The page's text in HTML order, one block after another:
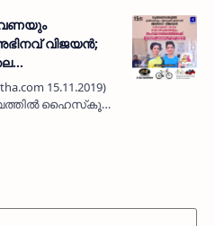
വിജയന്‍;
15.11.2019)
ഹൈസ്‌കൂള്‍
വിജയന്‍.